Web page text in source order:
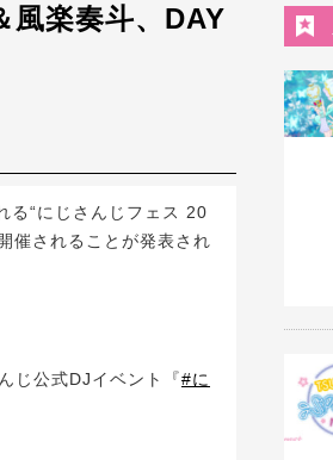
風楽奏斗、DAY
“にじさんじフェス 20
催されることが発表され
じ公式DJイベント『#に